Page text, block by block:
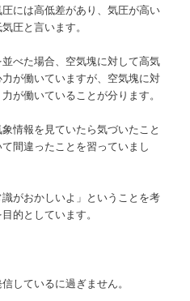
には高低差があり、気圧が高い
圧と言います。
べた場合、空気塊に対して高気
が働いていますが、空気塊に対
が働いていることが分ります。
情報を見ていたら気づいたこと
間違ったことを習っていまし
がおかしいよ」ということを考
的としています。
しているに過ぎません。